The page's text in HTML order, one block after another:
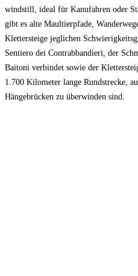
windstill, ideal für Kanufahren oder
gibt es alte Maultierpfade,
Klettersteige jeglichen
Sentiero dei Contrabbandieri, der
Baitoni verbindet sowie der
1.700 Kilometer lange Rundstrecke,
Hängebrücken zu überwinden sind.